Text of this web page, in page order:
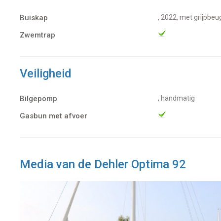
Buiskap , 2022, met
Zwemtrap
Veiligheid
Bilgepomp , handmatig
Gasbun met afvoer
Media van de Dehler Optima 92